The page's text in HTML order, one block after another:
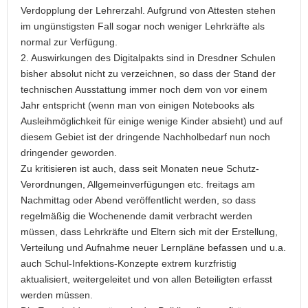
Verdopplung der Lehrerzahl. Aufgrund von Attesten stehen
im ungünstigsten Fall sogar noch weniger Lehrkräfte als
normal zur Verfügung.
2. Auswirkungen des Digitalpakts sind in Dresdner Schulen
bisher absolut nicht zu verzeichnen, so dass der Stand der
technischen Ausstattung immer noch dem von vor einem
Jahr entspricht (wenn man von einigen Notebooks als
Ausleihmöglichkeit für einige wenige Kinder absieht) und auf
diesem Gebiet ist der dringende Nachholbedarf nun noch
dringender geworden.
Zu kritisieren ist auch, dass seit Monaten neue Schutz-
Verordnungen, Allgemeinverfügungen etc. freitags am
Nachmittag oder Abend veröffentlicht werden, so dass
regelmäßig die Wochenende damit verbracht werden
müssen, dass Lehrkräfte und Eltern sich mit der Erstellung,
Verteilung und Aufnahme neuer Lernpläne befassen und u.a.
auch Schul-Infektions-Konzepte extrem kurzfristig
aktualisiert, weitergeleitet und von allen Beteiligten erfasst
werden müssen.